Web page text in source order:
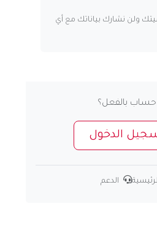
ولن نشارك بياناتك مع أي
حساب بالفعل؟
الدخول
الدعم